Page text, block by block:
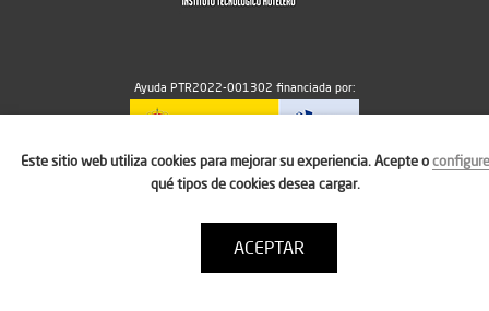
Ayuda PTR2022-001302 financiada por:
MICIU/AEI/10.13039/501100011033
Política de cookies
Condiciones de uso
Este sitio web utiliza cookies para mejorar su experiencia. Acepte oconfigure
qué tipos de cookies desea cargar.
ACEPTAR